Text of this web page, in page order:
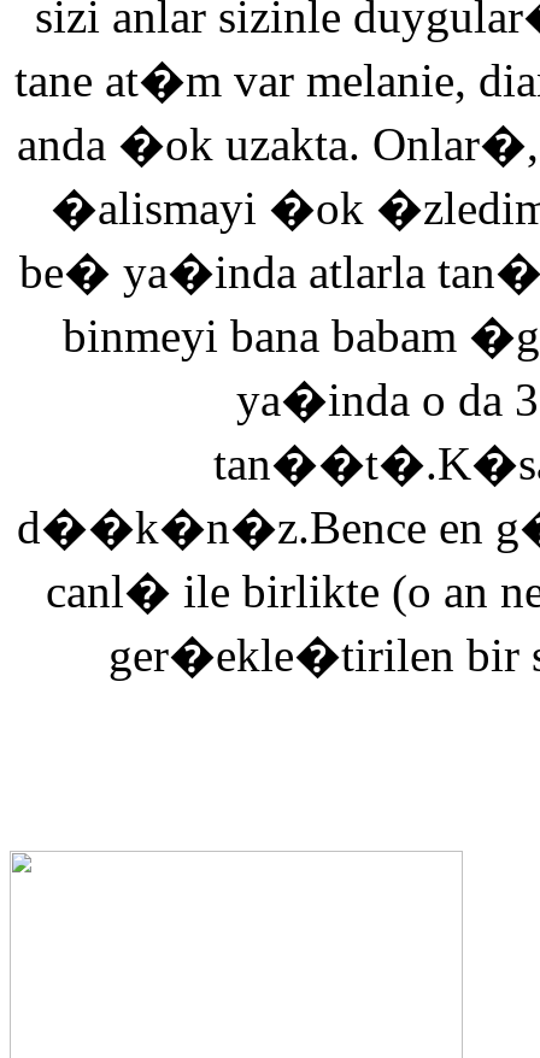
sizi anlar sizinle
tane at�m var melanie,
anda �ok uzakta.
�alismayi �ok
be� ya�inda atlarla
binmeyi bana babam
ya�inda o da
d��k�n�z.Bence en
canl� ile birlikte (o an
ger�ekle�tirilen bir